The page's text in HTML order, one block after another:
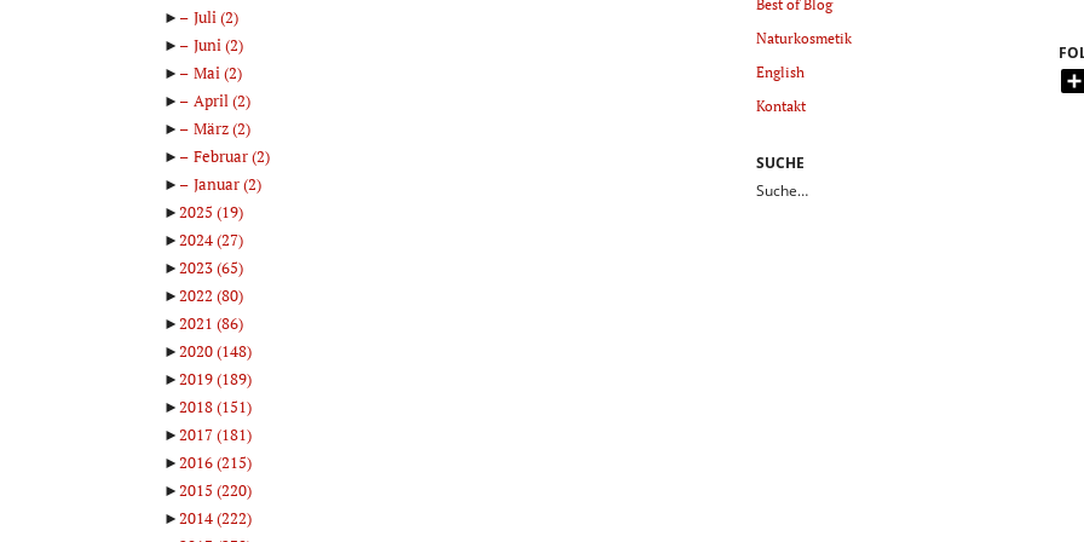
► Juli (2)
►
Juni (2)
►
Mai (2)
►
April (2)
►
März(2)
►
Februar(2)
►
Januar(2)
► 2025 (19)
► 2024(27)
► 2023(65)
► 2022 (80)
► 2021 (86)
► 2020(148)
► 2019(189)
► 2018(151)
► 2017(181)
► 2016(215)
► 2015 (220)
► 2014(222)
Best of Blog
Naturkosmetik
English
Kontakt
SUCHE